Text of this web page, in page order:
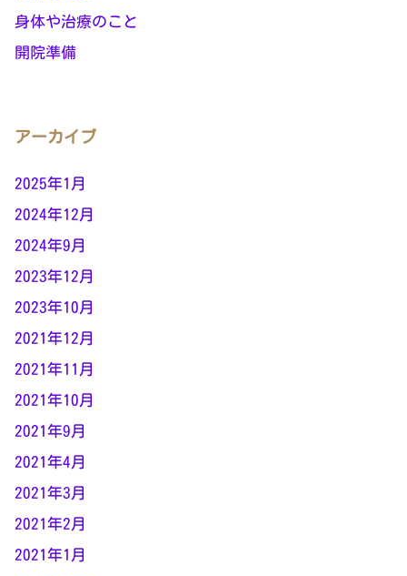
身体や治療のこと
開院準備
アーカイブ
2025年1月
2024年12月
2024年9月
2023年12月
2023年10月
2021年12月
2021年11月
2021年10月
2021年9月
2021年4月
2021年3月
2021年2月
2021年1月